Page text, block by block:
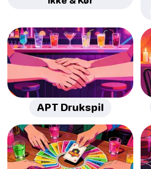
APT Drukspil